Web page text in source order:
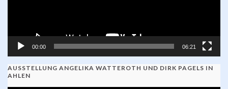
00:00 06:21
AUSSTELLUNG ANGELIKA WATTEROTH UND DIRK PAGELS IN
AHLEN